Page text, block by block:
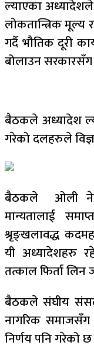
ल्याएका
लोकतान्त्रिक मूल्य
गर्दै भौतिक दूरी
बोलाउन सरकारसँग
बैठकले अध्यादेश
गरेको दलहरुले
बैठकले ओली
मान्यतालाई
श्रृङ्खलावद्ध
यी अध्यादेशहरु
तत्काल फिर्ता लिन
बैठकले संघीय संसद
नागरिक
निर्णय पनि गरेको छ